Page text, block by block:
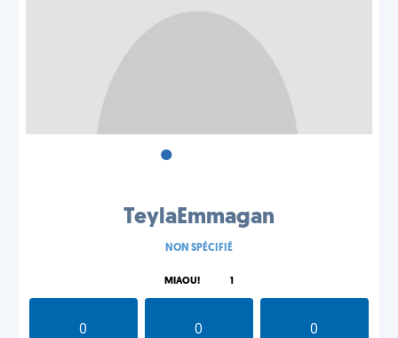
•
TeylaEmmagan
NON SPÉCIFIÉ
MIAOU! 1
0
0
0